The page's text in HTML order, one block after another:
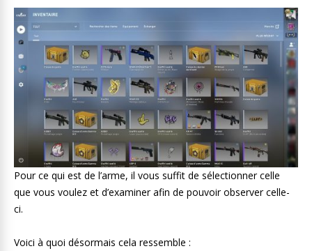
Pour ce qui est de l’arme, il vous suffit de sélectionner celle
que vous voulez et d’examiner afin de pouvoir observer celle-
ci.
Voici à quoi désormais cela ressemble :